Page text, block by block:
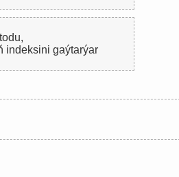
indeksini gaýtarýar